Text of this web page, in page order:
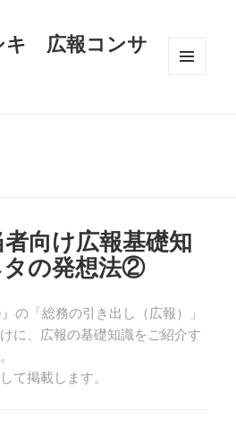
キ 広報コンサ
向け広報基礎知
の発想法②
の「総務の引き出し（広報）」
に、広報の基礎知識をご紹介す
て掲載します。